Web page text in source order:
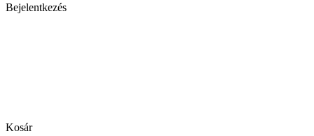
Bejelentkezés
Kosár